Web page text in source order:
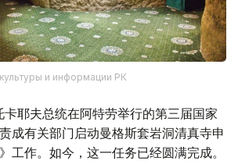
и информации РК
耶夫总统在阿特劳举行的第三届国家
成有关部门启动曼格斯套岩洞清真寺申
工作。如今，这一任务已经圆满完成。